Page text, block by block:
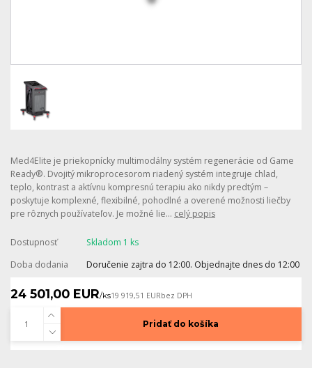
Med4Elite je priekopnícky multimodálny systém regenerácie od Game
Ready®. Dvojitý mikroprocesorom riadený systém integruje chlad,
teplo, kontrast a aktívnu kompresnú terapiu ako nikdy predtým –
poskytuje komplexné, flexibilné, pohodlné a overené možnosti liečby
pre rôznych používateľov. Je možné lie... celý popis
Dostupnosť
Skladom 1 ks
Doba dodania
Doručenie zajtra do 12:00. Objednajte dnes do 12:00
24 501,00 EUR/ks19 919,51 EURbez DPH
Pridať do košíka